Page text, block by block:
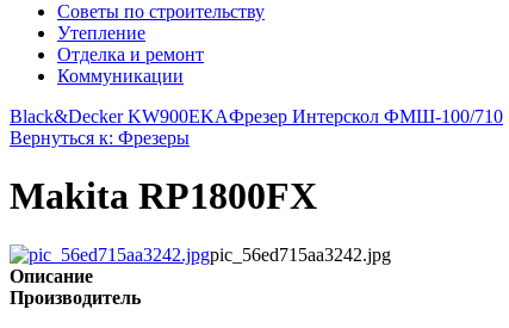
Советы по строительству
Утепление
Отделка и ремонт
Коммуникации
Black&Decker KW900EKAФрезер Интерскол ФМШ-100/710
Вернуться к: Фрезеры
Makita RP1800FX
pic_56ed715aa3242.jpg
Описание
Производитель